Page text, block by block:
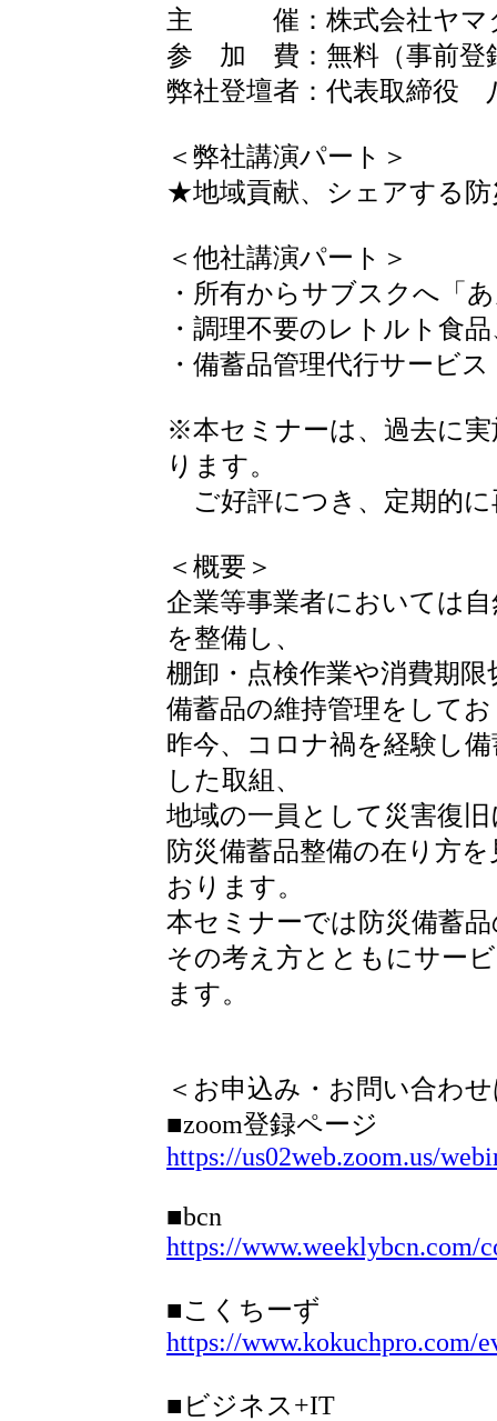
主 催：株式会社ヤマ
参 加 費：無料（事前登
弊社登壇者：代表取締役
＜弊社講演パート＞
★地域貢献、シェアする防
＜他社講演パート＞
・所有からサブスクへ「
・調理不要のレトルト食
・備蓄品管理代行サービス
※本セミナーは、過去に
ります。
ご好評につき、定期的
＜概要＞
企業等事業者においては
を整備し、
棚卸・点検作業や消費期
備蓄品の維持管理をして
昨今、コロナ禍を経験し
した取組、
地域の一員として災害復
防災備蓄品整備の在り方
おります。
本セミナーでは防災備蓄
その考え方とともにサー
ます。
＜お申込み・お問い合わ
■zoom登録ページ
https://us02web.zoom.us/
■bcn
https://www.weeklybcn.com/
■こくちーず
https://www.kokuchpro.com/
■ビジネス+IT